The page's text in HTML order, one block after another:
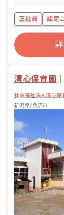
正社員 認定
年間休日120
清心保育園
社会福祉法人清心保
新潟県/魚沼市